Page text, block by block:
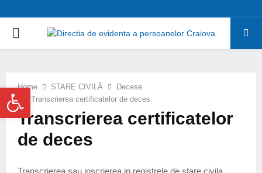
PRIMARY
Home STARE CIVILĂ
Decese
Transcrierea certificatelor de deces
Transcrierea certificatelor
de deces
Transcrierea sau inscrierea in registrele de stare civila
Deschide bara de unelte